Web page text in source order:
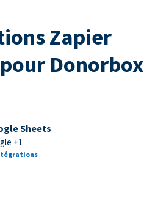
Zapier
Donorbox
Sheets
+1